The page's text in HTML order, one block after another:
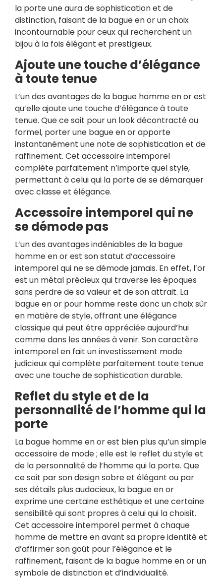
la porte une aura de sophistication et de
distinction, faisant de la bague en or un choix
incontournable pour ceux qui recherchent un
bijou à la fois élégant et prestigieux.
Ajoute une touche d’élégance
à toute tenue
L’un des avantages de la bague homme en or est
qu’elle ajoute une touche d’élégance à toute
tenue. Que ce soit pour un look décontracté ou
formel, porter une bague en or apporte
instantanément une note de sophistication et de
raffinement. Cet accessoire intemporel
complète parfaitement n’importe quel style,
permettant à celui qui la porte de se démarquer
avec classe et élégance.
Accessoire intemporel qui ne
se démode pas
L’un des avantages indéniables de la bague
homme en or est son statut d’accessoire
intemporel qui ne se démode jamais. En effet, l’or
est un métal précieux qui traverse les époques
sans perdre de sa valeur et de son attrait. La
bague en or pour homme reste donc un choix sûr
en matière de style, offrant une élégance
classique qui peut être appréciée aujourd’hui
comme dans les années à venir. Son caractère
intemporel en fait un investissement mode
judicieux qui complète parfaitement toute tenue
avec une touche de sophistication durable.
Reflet du style et de la
personnalité de l’homme qui la
porte
La bague homme en or est bien plus qu’un simple
accessoire de mode ; elle est le reflet du style et
de la personnalité de l’homme qui la porte. Que
ce soit par son design sobre et élégant ou par
ses détails plus audacieux, la bague en or
exprime une certaine esthétique et une certaine
sensibilité qui sont propres à celui qui la choisit.
Cet accessoire intemporel permet à chaque
homme de mettre en avant sa propre identité et
d’affirmer son goût pour l’élégance et le
raffinement, faisant de la bague homme en or un
symbole de distinction et d’individualité.